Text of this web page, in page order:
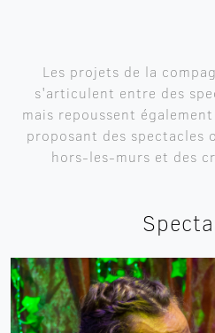
Les projets de la
s'articulent entre des
mais repoussent
proposant des spectacles
hors-les-murs et des